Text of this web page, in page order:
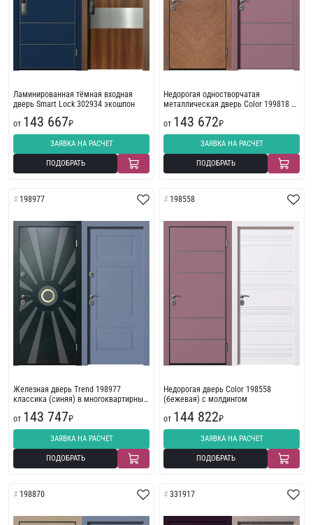
Ламинированная тёмная входная
дверь Smart Lock 302934 экошпон
от 143 667₽
ЗАЯВКА НА РАСЧЕТ
ПОДОБРАТЬ
Недорогая одностворчатая
металлическая дверь Color 199818 с
от 143 672₽
ЗАЯВКА НА РАСЧЕТ
ПОДОБРАТЬ
198977
Железная дверь Trend 198977
классика (синяя) в многоквартирный
от 143 747₽
ЗАЯВКА НА РАСЧЕТ
ПОДОБРАТЬ
198558
Недорогая дверь Color 198558
(бежевая) с молдингом
от 144 822₽
ЗАЯВКА НА РАСЧЕТ
ПОДОБРАТЬ
198870 331917